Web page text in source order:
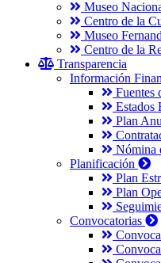
Museo
Centro de la
Museo
Centro de la
Transparencia
Información
Fuentes
Estados
Plan
Nómina
Planificación
Plan
Plan
Convocatorias